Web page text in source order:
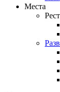
Места